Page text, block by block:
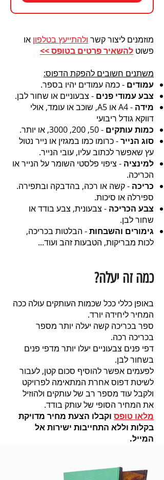
מוזמנים ליצור קשר ולהתייעץ בטלפון או
פשוט להשאיר פרטים בטופס >>
משתנים חשובים להפקת הדפוס:
עמודים - כמה עמודים יהיו בספר.
צבע עמודי פנים - צבעוניים או שחור לבן.
מידה
- A4 או A5, שוכב או עומד, אולי
דווקא גודל ריבועי
כמות עותקים - 50, 200, 3000, או יותר.
סוג הנייר- כרומו כמו במגזין או נייר נטול
עץ שאפשר לכתוב עליו, עובי הנייר.
למינציה - ציפוי פלסטי השומר על הנייר או
הכריכה.
כריכה - קשה או רכה, בהדבקה ובתפירה.
ספירלה או סיכות.
צבע הכריכה - צבעונית, צבע בודד או
שחור לבן.
גימורים והשבחות- הבלטות בכריכה,
לכות מבריקות, הטבעות זהב ועוד...
כמה זה יעלה?
באופן כללי ככל שכמות העותקים עולה ככה
המחיר ליחידה יורד.
ספר בכריכה קשה יעלה יותר מספר
בכריכה רכה.
דפי פנים צבעוניים יעלו יותר מדפי פנים
בשחור לבן.
לפעמים אפשר להוסיף סכום קטן, לעבור
לשיטת דפוס אחרת המתאימה לפרויקט
ולקבל עוד מספר רב של עותקים ולהוזיל
את המחיר הסופי של עותק בודד.
מלאו טופס וקבלו הצעת מחיר מדויקת
בקלות וללא התחייבות ישירות אל
המייל.